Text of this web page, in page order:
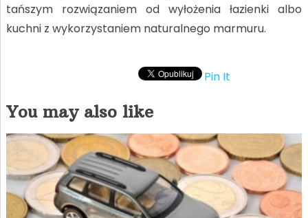
tańszym rozwiązaniem od wyłożenia łazienki albo
kuchni z wykorzystaniem naturalnego marmuru.
Pin It
You may also like